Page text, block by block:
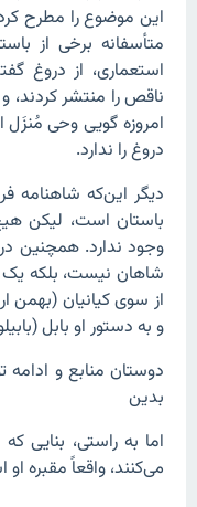
متأسفانه برخی از
استعماری، از دروغ
ناقص را منتشر کردند،
امروزه گویی وحی
دروغ را ندارد.
دیگر این‌که شاهنامه
باستان است، لیکن
وجود ندارد. همچنین
شاهان نیست، بلکه
از سوی کیانیان (بهمن
و به دستور او بابل
دوستان منابع و
بدین
اما به راستی، بنایی
می‌کنند، واقعاً مقبره